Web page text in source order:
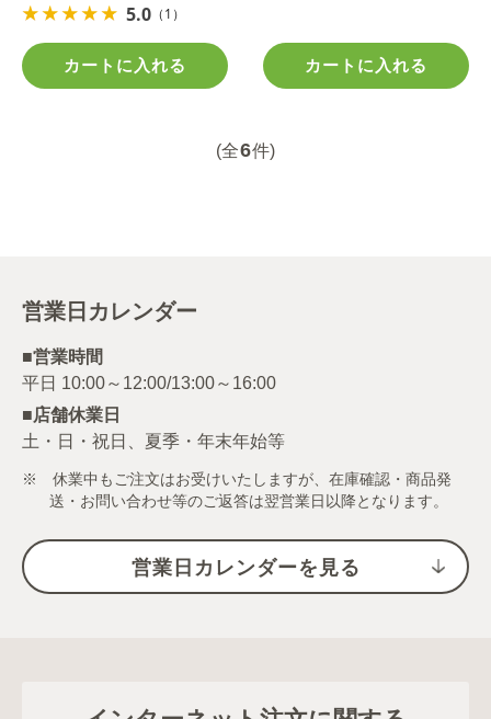
5.0 （1）
カートに入れる カートに入れる
(全6件)
営業日カレンダー
■営業時間
■店舗休業日
土・日・祝日、夏季・年末年始等
※ 休業中もご注文はお受けいたしますが、在庫確認・商品発
送・お問い合わせ等のご返答は翌営業日以降となります。
営業日カレンダーを見る